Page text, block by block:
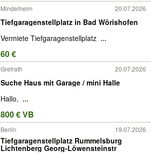
Mindelheim 20.07.2026
Tiefgaragenstellplatz in Bad Wörishofen
Vermiete Tiefgaragenstellplatz ...
60 €
Grefrath 20.07.2026
Suche Haus mit Garage / mini Halle
Hallo, ...
800 € VB
Berlin 19.07.2026
Tiefgaragenstellplatz Rummelsburg
Lichtenberg Georg-Löwensteinstr